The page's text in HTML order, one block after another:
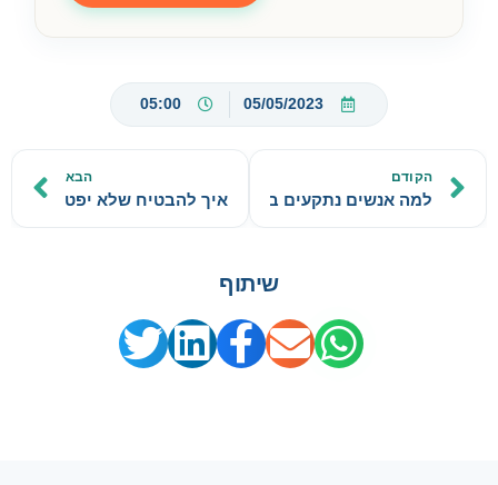
05/05/2023
05:00
הקודם
למה אנשים נתקעים במשחק סכום אפס?
הבא
איך להבטיח שלא יפטרו
שיתוף